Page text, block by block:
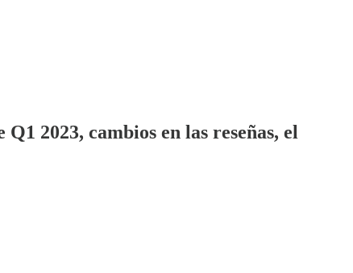
2023, cambios en las reseñas, el